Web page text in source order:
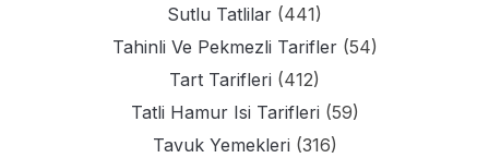
Sutlu Tatlilar (441)
Tahinli Ve Pekmezli Tarifler(54)
Tart Tarifleri (412)
Tatli Hamur Isi Tarifleri (59)
Tavuk Yemekleri (316)